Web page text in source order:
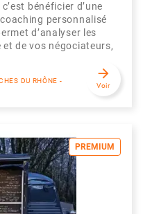
bénéficier d’une
personnalisé
d’analyser les
de vos négociateurs,
DU RHÔNE -
arrow_forward
Voir
PREMIUM